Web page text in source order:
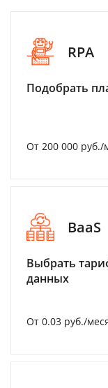
RPA
Подобрать
От 200 000 руб./
BaaS
Выбрать
данных
От 0.03 руб./